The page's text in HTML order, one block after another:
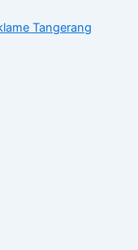
Tangerang